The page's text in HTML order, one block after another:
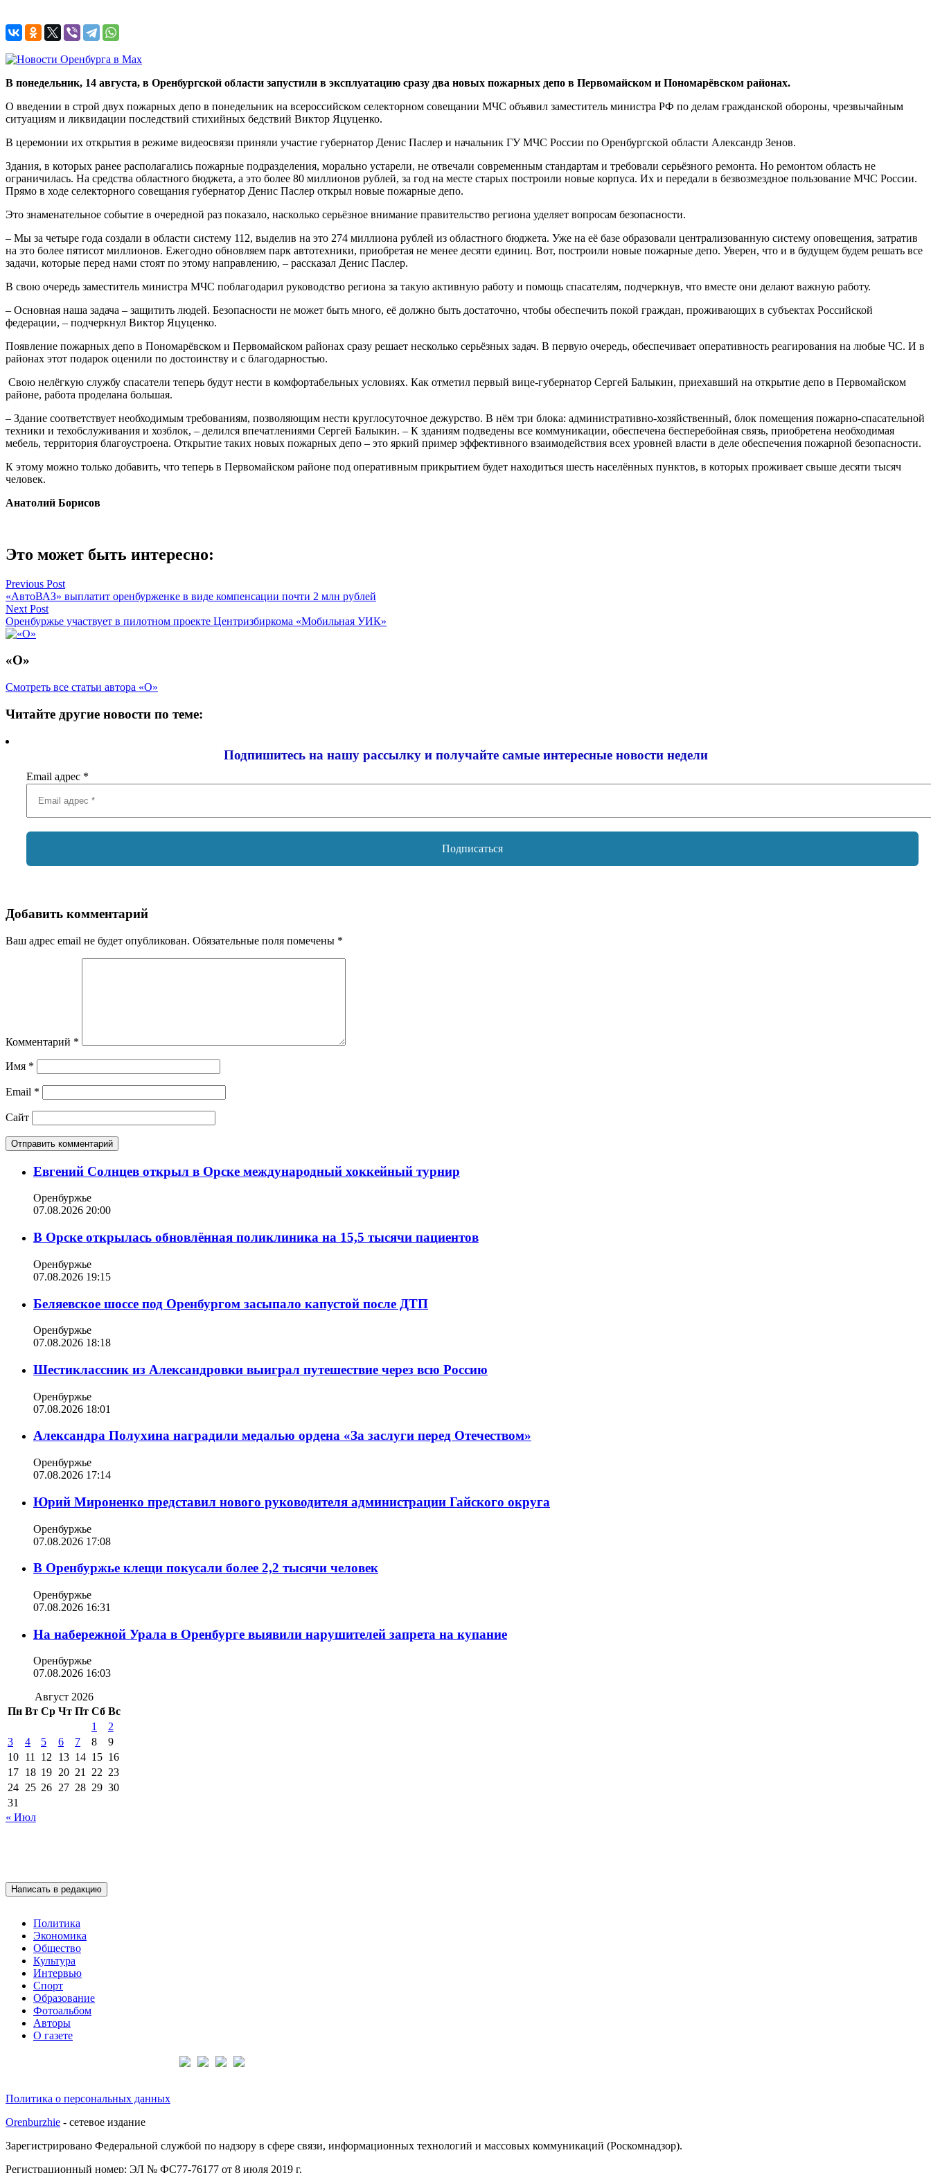
В понедельник, 14 августа, в Оренбургской области запустили в эксплуатацию сразу два новых пожарных депо в Первомайском и Пономарёвском районах.
О введении в строй двух пожарных депо в понедельник на всероссийском селекторном совещании МЧС объявил заместитель министра РФ по делам гражданской обороны, чрезвычайным
ситуациям и ликвидации последствий стихийных бедствий Виктор Яцуценко.
В церемонии их открытия в режиме видеосвязи приняли участие губернатор Денис Паслер и начальник ГУ МЧС России по Оренбургской области Александр Зенов.
Здания, в которых ранее располагались пожарные подразделения, морально устарели, не отвечали современным стандартам и требовали серьёзного ремонта. Но ремонтом область не
ограничилась. На средства областного бюджета, а это более 80 миллионов рублей, за год на месте старых построили новые корпуса. Их и передали в безвозмездное пользование МЧС России.
Прямо в ходе селекторного совещания губернатор Денис Паслер открыл новые пожарные депо.
Это знаменательное событие в очередной раз показало, насколько серьёзное внимание правительство региона уделяет вопросам безопасности.
– Мы за четыре года создали в области систему 112, выделив на это 274 миллиона рублей из областного бюджета. Уже на её базе образовали централизованную систему оповещения, затратив
на это более пятисот миллионов. Ежегодно обновляем парк автотехники, приобретая не менее десяти единиц. Вот, построили новые пожарные депо. Уверен, что и в будущем будем решать все
задачи, которые перед нами стоят по этому направлению, – рассказал Денис Паслер.
В свою очередь заместитель министра МЧС поблагодарил руководство региона за такую активную работу и помощь спасателям, подчеркнув, что вместе они делают важную работу.
– Основная наша задача – защитить людей. Безопасности не может быть много, её должно быть достаточно, чтобы обеспечить покой граждан, проживающих в субъектах Российской
федерации, – подчеркнул Виктор Яцуценко.
Появление пожарных депо в Пономарёвском и Первомайском районах сразу решает несколько серьёзных задач. В первую очередь, обеспечивает оперативность реагирования на любые ЧС. И в
районах этот подарок оценили по достоинству и с благодарностью.
Свою нелёгкую службу спасатели теперь будут нести в комфортабельных условиях. Как отметил первый вице-губернатор Сергей Балыкин, приехавший на открытие депо в Первомайском
районе, работа проделана большая.
– Здание соответствует необходимым требованиям, позволяющим нести круглосуточное дежурство. В нём три блока: административно-хозяйственный, блок помещения пожарно-спасательной
техники и техобслуживания и хозблок, – делился впечатлениями Сергей Балыкин. – К зданиям подведены все коммуникации, обеспечена бесперебойная связь, приобретена необходимая
мебель, территория благоустроена. Открытие таких новых пожарных депо – это яркий пример эффективного взаимодействия всех уровней власти в деле обеспечения пожарной безопасности.
К этому можно только добавить, что теперь в Первомайском районе под оперативным прикрытием будет находиться шесть населённых пунктов, в которых проживает свыше десяти тысяч
человек.
Анатолий Борисов
Это может быть интересно:
Навигация
по
записям
Previous Post
«АвтоВАЗ» выплатит оренбурженке в виде компенсации почти 2 млн рублей
Next Post
Оренбуржье участвует в пилотном проекте Центризбиркома «Мобильная УИК»
«О»
Смотреть все статьи автора «О»
Читайте другие новости по теме:
Подпишитесь на нашу рассылку и получайте самые интересные новости недели
Email адрес *
Добавить комментарий
Ваш адрес email не будет опубликован. Обязательные поля помечены *
Комментарий *
Имя *
Email *
Сайт
Евгений Солнцев открыл в Орске международный хоккейный турнир
Оренбуржье
07.08.2026 20:00
В Орске открылась обновлённая поликлиника на 15,5 тысячи пациентов
Оренбуржье
07.08.2026 19:15
Беляевское шоссе под Оренбургом засыпало капустой после ДТП
Оренбуржье
07.08.2026 18:18
Шестиклассник из Александровки выиграл путешествие через всю Россию
Оренбуржье
07.08.2026 18:01
Александра Полухина наградили медалью ордена «За заслуги перед Отечеством»
Оренбуржье
07.08.2026 17:14
Юрий Мироненко представил нового руководителя администрации Гайского округа
Оренбуржье
07.08.2026 17:08
В Оренбуржье клещи покусали более 2,2 тысячи человек
Оренбуржье
07.08.2026 16:31
На набережной Урала в Оренбурге выявили нарушителей запрета на купание
Оренбуржье
07.08.2026 16:03
Август 2026
Пн Вт Ср Чт Пт Сб Вс
1
2
3
4 5 6 7 8
9
10 11 12 13 14 15 16
17 18 19 20 21 22 23
24 25 26 27 28 29 30
31
« Июл
Написать в редакцию
Политика
Экономика
Общество
Культура
Интервью
Спорт
Образование
Фотоальбом
Авторы
О газете
Политика о персональных данных
Orenburzhie - сетевое издание
Зарегистрировано Федеральной службой по надзору в сфере связи, информационных технологий и массовых коммуникаций (Роскомнадзор).
Регистрационный номер: ЭЛ № ФС77-76177 от 8 июля 2019 г.